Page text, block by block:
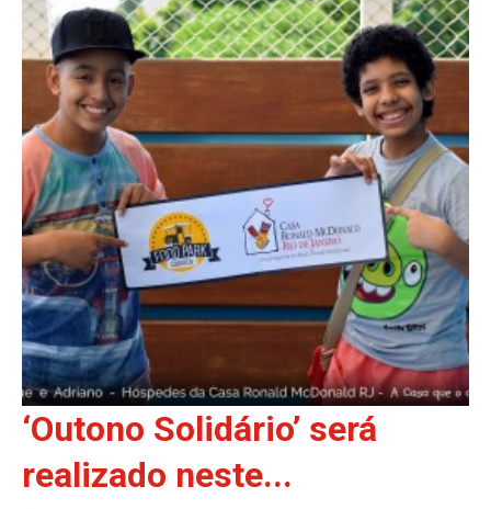
‘Outono Solidário’ será
realizado neste...